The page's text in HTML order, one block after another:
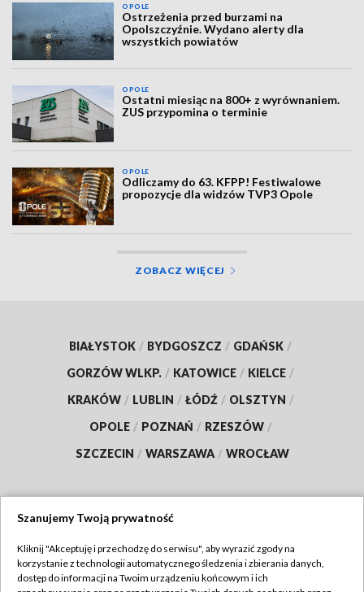
OPOLE
Ostrzeżenia przed burzami na
Opolszczyźnie. Wydano alerty dla
wszystkich powiatów
OPOLE
Ostatni miesiąc na 800+ z wyrównaniem.
ZUS przypomina o terminie
OPOLE
Odliczamy do 63. KFPP! Festiwalowe
propozycje dla widzów TVP3 Opole
ZOBACZ WIĘCEJ
BIAŁYSTOK / BYDGOSZCZ / GDAŃSK /
GORZÓW WLKP. / KATOWICE / KIELCE /
KRAKÓW / LUBLIN / ŁÓDŹ / OLSZTYN /
OPOLE / POZNAŃ / RZESZÓW /
SZCZECIN / WARSZAWA / WROCŁAW
TVP
Szanujemy Twoją prywatność
Kliknij "Akceptuję i przechodzę do serwisu", aby wyrazić zgody na
korzystanie z technologii automatycznego śledzenia i zbierania danych,
dostęp do informacji na Twoim urządzeniu końcowym i ich